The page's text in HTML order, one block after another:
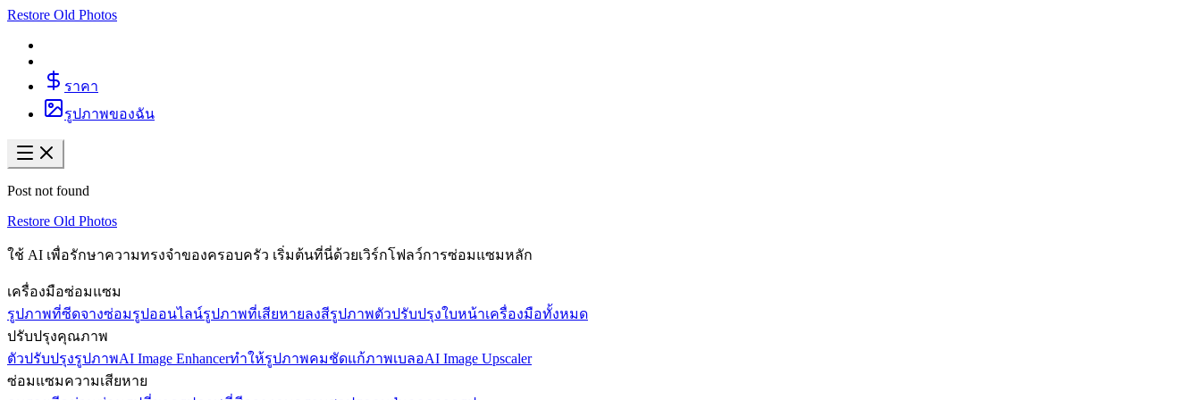
Restore Old Photos
ราคา
รูปภาพของฉัน
Post not found
Restore Old Photos
ใช้ AI เพื่อรักษาความทรงจำของครอบครัว เริ่มต้นที่นี่ด้วยเวิร์กโฟลว์การซ่อมแซมหลัก
เครื่องมือซ่อมแซม
รูปภาพที่ซีดจางซ่อมรูปออนไลน์รูปภาพที่เสียหายลงสีรูปภาพตัวปรับปรุงใบหน้าเครื่องมือทั้งหมด
ปรับปรุงคุณภาพ
ตัวปรับปรุงรูปภาพAI Image Enhancerทำให้รูปภาพคมชัดแก้ภาพเบลอAI Image Upscaler
ซ่อมแซมความเสียหาย